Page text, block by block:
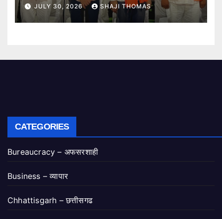
JULY 30, 2026 SHAJI THOMAS
CATEGORIES
Bureaucracy – अफसरशाही
Business – व्यापार
Chhattisgarh – छत्तीसगढ